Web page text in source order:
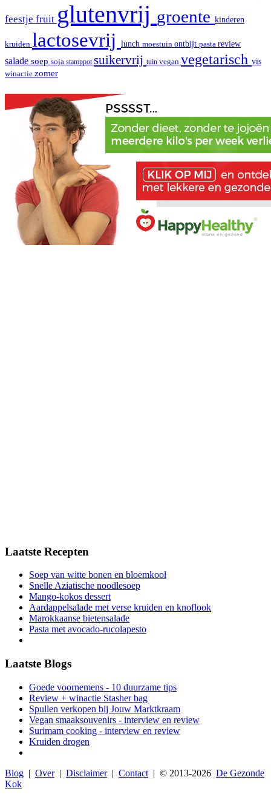
feestje fruit glutenvrij groente kinderen
kruiden lactosevrij lunch moestuin ontbijt pasta review
salade soep soja stamppotsuikervrij tuin vegan vegetarisch vis
winactie zomer
Laatste Recepten
Soep van witte bonen en bloemkool
Snelle Aziatische noodlesoep
Mango-kokos dessert
Aardappelsalade met verse kruiden en knoflook
Marokkaanse bietensalade
Pasta met avocado-rucolapesto
Laatste Blogs
Goede voornemens - 10 duurzame tips
Review + winactie Stasher bag
Spullen verkopen bij Jouw Marktkraam
Vegan smaaksouvenirs - interview en review
Surimam cooking - interview en review
Kruiden drogen
Blog | Over| Disclaimer| Contact | © 2013-2026 De Gezonde
Kok